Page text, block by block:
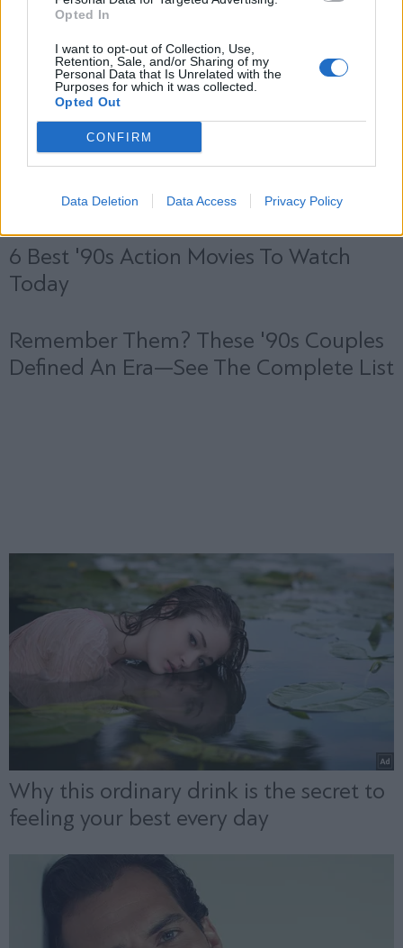
Opted In
I want to opt-out of Collection, Use,
Retention, Sale, and/or Sharing of my
Personal Data that Is Unrelated with the
Purposes for which it was collected.
Opted Out
CONFIRM
Data Deletion Data Access Privacy Policy
X